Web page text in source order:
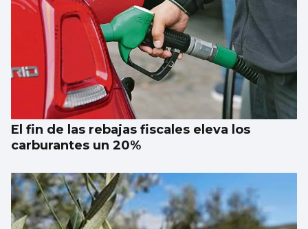
El fin de las rebajas fiscales eleva los
carburantes un 20%